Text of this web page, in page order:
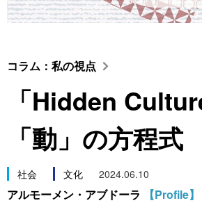
コラム：私の視点
「Hidden
「動」の方程式
社会 文化 2024.06.10
アルモーメン・アブドーラ 【Profile】